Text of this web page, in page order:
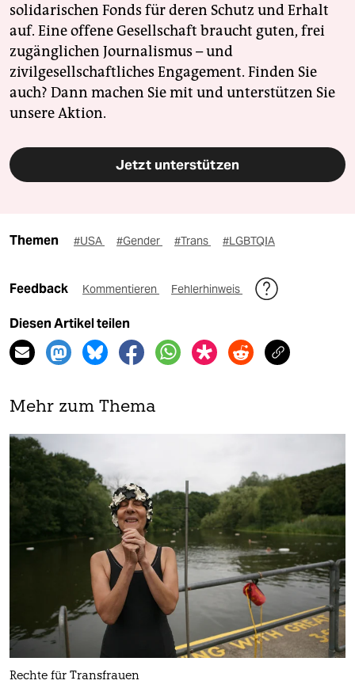
solidarischen Fonds für deren Schutz und Erhalt
auf. Eine offene Gesellschaft braucht guten, frei
zugänglichen Journalismus – und
zivilgesellschaftliches Engagement. Finden Sie
auch? Dann machen Sie mit und unterstützen Sie
unsere Aktion.
Jetzt unterstützen
Themen #USA #Gender #Trans #LGBTQIA
Feedback Kommentieren Fehlerhinweis
Diesen Artikel teilen
Mehr zum Thema
Rechte für Transfrauen